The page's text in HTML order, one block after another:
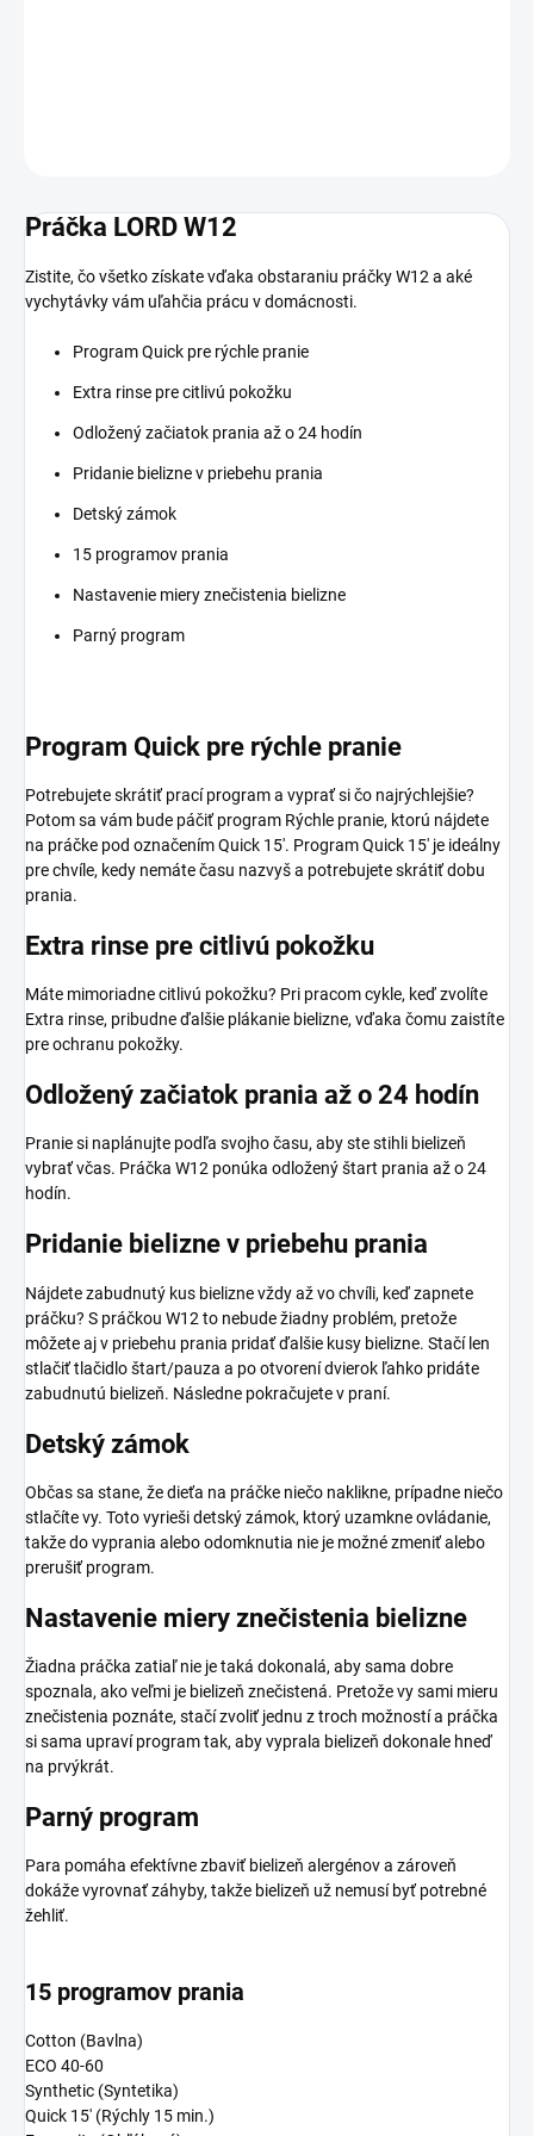
Práčka LORD W12
Zistite, čo všetko získate vďaka obstaraniu práčky W12 a aké
vychytávky vám uľahčia prácu v domácnosti.
Program Quick pre rýchle pranie
Extra rinse pre citlivú pokožku
Odložený začiatok prania až o 24 hodín
Pridanie bielizne v priebehu prania
Detský zámok
15 programov prania
Nastavenie miery znečistenia bielizne
Parný program
Program Quick pre rýchle pranie
Potrebujete skrátiť prací program a vyprať si čo najrýchlejšie?
Potom sa vám bude páčiť program Rýchle pranie, ktorú nájdete
na práčke pod označením Quick 15'. Program Quick 15' je ideálny
pre chvíle, kedy nemáte času nazvyš a potrebujete skrátiť dobu
prania.
Extra rinse pre citlivú pokožku
Máte mimoriadne citlivú pokožku? Pri pracom cykle, keď zvolíte
Extra rinse, pribudne ďalšie plákanie bielizne, vďaka čomu zaistíte
pre ochranu pokožky.
Odložený začiatok prania až o 24 hodín
Pranie si naplánujte podľa svojho času, aby ste stihli bielizeň
vybrať včas. Práčka W12 ponúka odložený štart prania až o 24
hodín.
Pridanie bielizne v priebehu prania
Nájdete zabudnutý kus bielizne vždy až vo chvíli, keď zapnete
práčku? S práčkou W12 to nebude žiadny problém, pretože
môžete aj v priebehu prania pridať ďalšie kusy bielizne. Stačí len
stlačiť tlačidlo štart/pauza a po otvorení dvierok ľahko pridáte
zabudnutú bielizeň. Následne pokračujete v praní.
Detský zámok
Občas sa stane, že dieťa na práčke niečo naklikne, prípadne niečo
stlačíte vy. Toto vyrieši detský zámok, ktorý uzamkne ovládanie,
takže do vyprania alebo odomknutia nie je možné zmeniť alebo
prerušiť program.
Nastavenie miery znečistenia bielizne
Žiadna práčka zatiaľ nie je taká dokonalá, aby sama dobre
spoznala, ako veľmi je bielizeň znečistená. Pretože vy sami mieru
znečistenia poznáte, stačí zvoliť jednu z troch možností a práčka
si sama upraví program tak, aby vyprala bielizeň dokonale hneď
na prvýkrát.
Parný program
Para pomáha efektívne zbaviť bielizeň alergénov a zároveň
dokáže vyrovnať záhyby, takže bielizeň už nemusí byť potrebné
žehliť.
15 programov prania
Cotton (Bavlna)
ECO 40-60
Synthetic (Syntetika)
Quick 15' (Rýchly 15 min.)